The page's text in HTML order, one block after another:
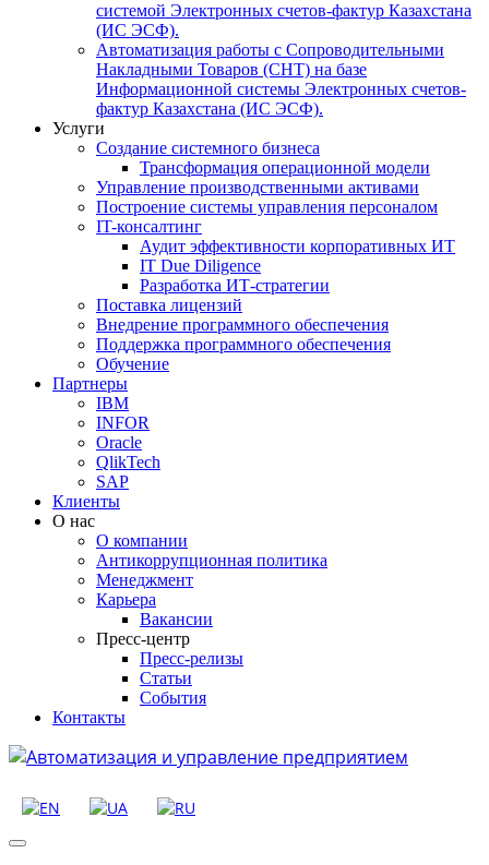
системой Электронных счетов-фактур Казахстана
(ИС ЭСФ).
Автоматизация работы с Сопроводительными
Накладными Товаров (СНТ) на базе
Информационной системы Электронных счетов-
фактур Казахстана (ИС ЭСФ).
Услуги
Создание системного бизнеса
Трансформация операционной модели
Управление производственными активами
Построение системы управления персоналом
IT-консалтинг
Аудит эффективности корпоративных ИТ
IT Due Diligence
Разработка ИТ-стратегии
Поставка лицензий
Внедрение программного обеспечения
Поддержка программного обеспечения
Обучение
Партнеры
IBM
INFOR
Oracle
QlikTech
SAP
Клиенты
О нас
О компании
Антикоррупционная политика
Менеджмент
Карьера
Вакансии
Пресс-центр
Пресс-релизы
Статьи
События
Контакты